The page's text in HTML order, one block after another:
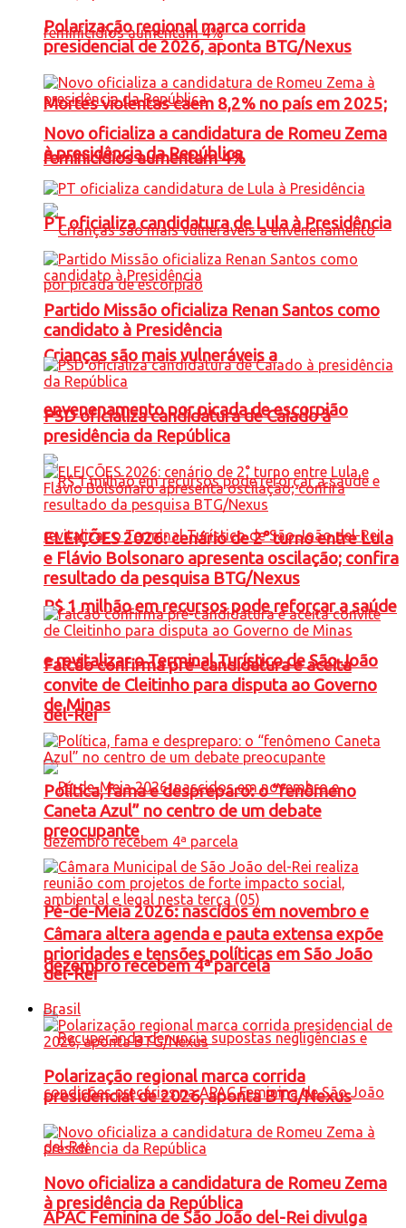
Mortes violentas caem 8,2% no país em 2025;
feminicídios aumentam 4%
Crianças são mais vulneráveis a
envenenamento por picada de escorpião
R$ 1 milhão em recursos pode reforçar a saúde
e revitalizar o Terminal Turístico de São João
del-Rei
Pé-de-Meia 2026: nascidos em novembro e
dezembro recebem 4ª parcela
APAC Feminina de São João del-Rei divulga
Polarização regional marca corrida
presidencial de 2026, aponta BTG/Nexus
Novo oficializa a candidatura de Romeu Zema
à presidência da República
PT oficializa candidatura de Lula à Presidência
Partido Missão oficializa Renan Santos como
candidato à Presidência
PSD oficializa candidatura de Caiado à
presidência da República
ELEIÇÕES 2026: cenário de 2° turno entre Lula
e Flávio Bolsonaro apresenta oscilação; confira
resultado da pesquisa BTG/Nexus
Falcão confirma pré-candidatura e aceita
convite de Cleitinho para disputa ao Governo
de Minas
Política, fama e despreparo: o “fenômeno
Caneta Azul” no centro de um debate
preocupante
Câmara altera agenda e pauta extensa expõe
prioridades e tensões políticas em São João
del-Rei
Brasil
Polarização regional marca corrida
presidencial de 2026, aponta BTG/Nexus
Novo oficializa a candidatura de Romeu Zema
à presidência da República